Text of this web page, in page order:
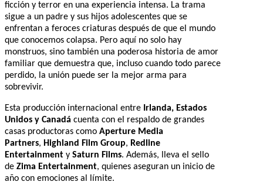
ficción y terror en una experiencia intensa. La trama
sigue a un padre y sus hijos adolescentes que se
enfrentan a feroces criaturas después de que el mundo
que conocemos colapsa. Pero aquí no solo hay
monstruos, sino también una poderosa historia de amor
familiar que demuestra que, incluso cuando todo parece
perdido, la unión puede ser la mejor arma para
sobrevivir.
Esta producción internacional entre Irlanda, Estados
Unidos y Canadá cuenta con el respaldo de grandes
casas productoras como Aperture Media
Partners, Highland Film Group, Redline
Entertainment y Saturn Films. Además, lleva el sello
de Zima Entertainment, quienes aseguran un inicio de
año con emociones al límite.